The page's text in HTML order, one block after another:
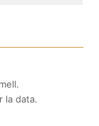
la data.